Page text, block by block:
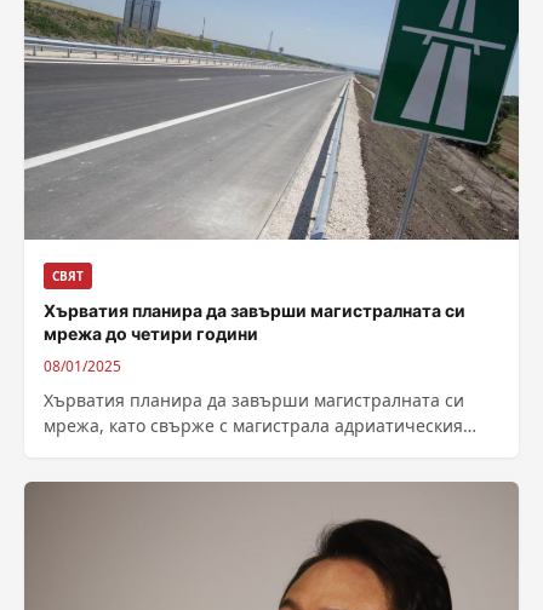
СВЯТ
Хърватия планира да завърши магистралната си
мрежа до четири години
08/01/2025
Хърватия планира да завърши магистралната си
мрежа, като свърже с магистрала адриатическия